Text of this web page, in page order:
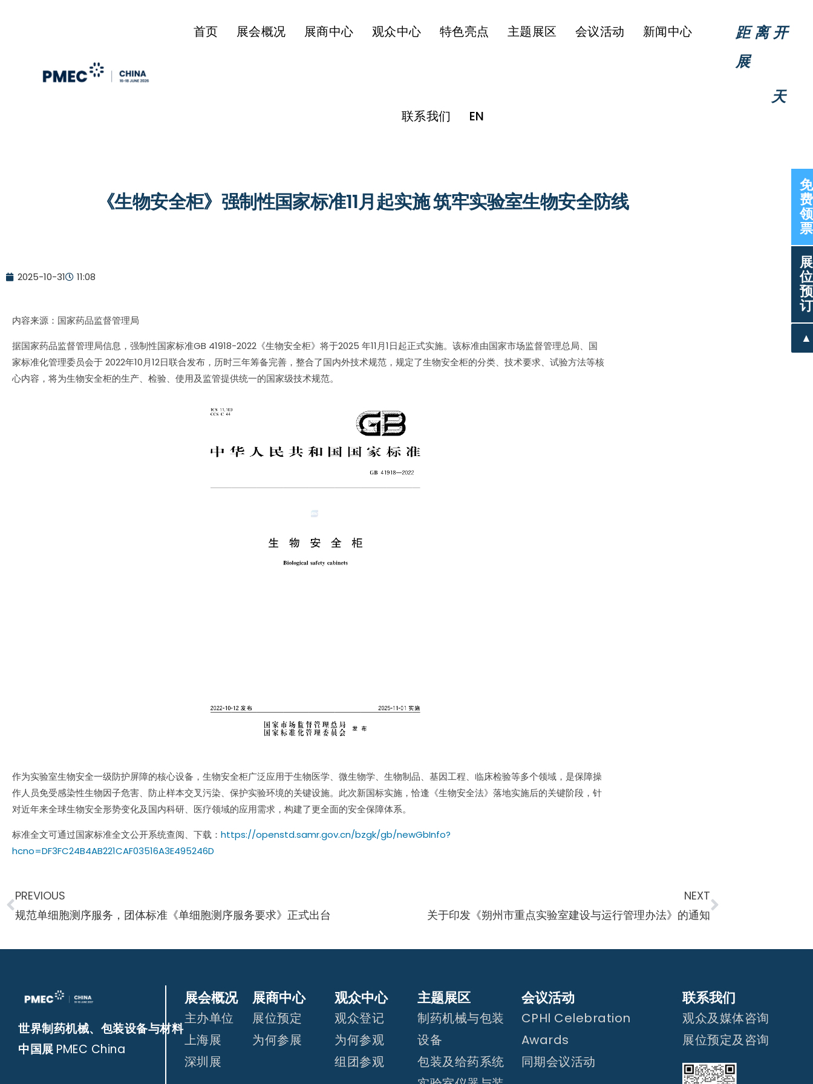
首页 展会概况 展商中心 观众中心 特色亮点 主题展区 会议活动 新闻中心
联系我们 EN
距离开
展
天
免
费
领
票
展
位
预
订
▲
《生物安全柜》强制性国家标准11月起实施 筑牢实验室生物安全防线
2025-10-31 11:08
内容来源： 国家药品监督管理局
据国家药品监督管理局信息 ，强制性国家标准GB 41918-2022《生物安全柜》将于2025 年11月1日起正式实施。该标准由国家市场监督管理总局、国
家标准化管理委员会于 2022年10月12日联合发布，历时三年筹备完善，整合了国内外技术规范，规定了生物安全柜的分类、技术要求、试验方法等核
心内容，将为生物安全柜的生产、检验、使用及监管提供统一的国家级技术规范。
作为实验室生物安全一级防护屏障的核心设备，生物安全柜广泛应用于生物医学、微生物学、生物制品、基因工程、临床检验等多个领域，是保障操
作人员免受感染性生物因子危害、防止样本交叉污染、保护实验环境的关键设施。此次新国标实施，恰逢《生物安全法》落地实施后的关键阶段，针
对近年来全球生物安全形势变化及国内科研、医疗领域的应用需求，构建了更全面的安全保障体系。
标准全文可通过国家标准全文公开系统查阅、下载： https://openstd.samr.gov.cn/bzgk/gb/newGbInfo?
hcno=DF3FC24B4AB221CAF03516A3E495246D
PREVIOUS
规范单细胞测序服务，团体标准《单细胞测序服务要求》正式出台
NEXT
关于印发《朔州市重点实验室建设与运行管理办法》的通知
世界制药机械、包装设备与材料
中国展 PMEC China
展会概况
主办单位
上海展
深圳展
展商中心
展位预定
为何参展
观众中心
观众登记
为何参观
组团参观
主题展区
制药机械与包装
设备
包装及给药系统
会议活动
CPHl Celebration
Awards
同期会议活动
联系我们
观众及媒体咨询
展位预定及咨询